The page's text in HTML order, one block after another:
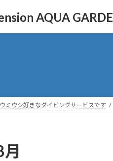
AQUA
ミウシ好きなダイビングサービスです